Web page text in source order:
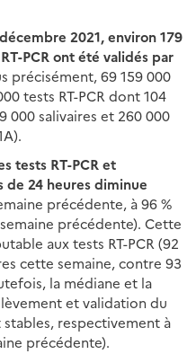
2021, environ 179
PCR ont été validés par
précisément, 69 159 000
tests RT-PCR dont 104
000 salivaires et 260 000
tests RT-PCR et
de 24 heures diminue
précédente, à 96 %
précédente). Cette
aux tests RT-PCR (92
cette semaine, contre 93
la médiane et la
et validation du
stables, respectivement à
précédente).